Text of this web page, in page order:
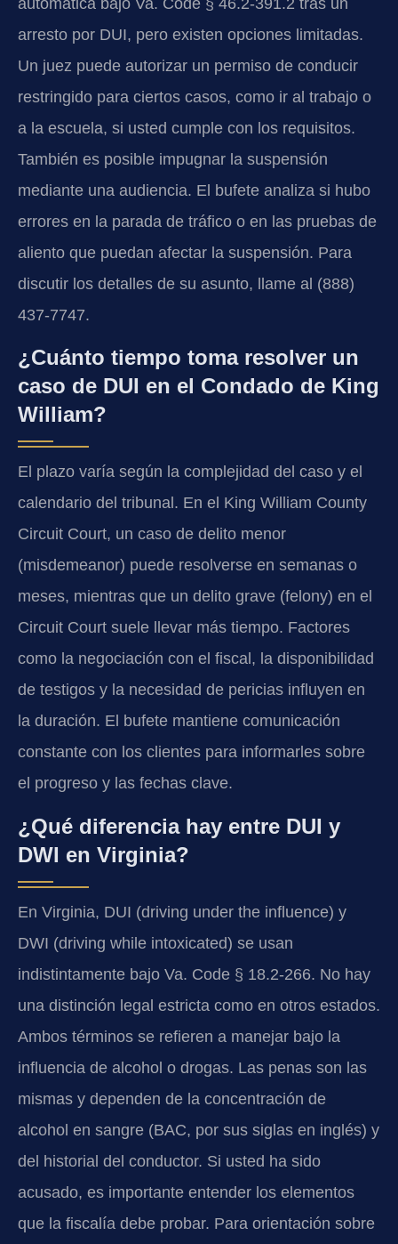
arresto por DUI, pero existen opciones limitadas.
Un juez puede autorizar un permiso de conducir
restringido para ciertos casos, como ir al trabajo o
a la escuela, si usted cumple con los requisitos.
También es posible impugnar la suspensión
mediante una audiencia. El bufete analiza si hubo
errores en la parada de tráfico o en las pruebas de
aliento que puedan afectar la suspensión. Para
discutir los detalles de su asunto, llame al (888)
437-7747.
¿Cuánto tiempo toma resolver un
caso de DUI en el Condado de King
William?
El plazo varía según la complejidad del caso y el
calendario del tribunal. En el King William County
Circuit Court, un caso de delito menor
(misdemeanor) puede resolverse en semanas o
meses, mientras que un delito grave (felony) en el
Circuit Court suele llevar más tiempo. Factores
como la negociación con el fiscal, la disponibilidad
de testigos y la necesidad de pericias influyen en
la duración. El bufete mantiene comunicación
constante con los clientes para informarles sobre
el progreso y las fechas clave.
¿Qué diferencia hay entre DUI y
DWI en Virginia?
En Virginia, DUI (driving under the influence) y
DWI (driving while intoxicated) se usan
indistintamente bajo Va. Code § 18.2-266. No hay
una distinción legal estricta como en otros estados.
Ambos términos se refieren a manejar bajo la
influencia de alcohol o drogas. Las penas son las
mismas y dependen de la concentración de
alcohol en sangre (BAC, por sus siglas en inglés) y
del historial del conductor. Si usted ha sido
acusado, es importante entender los elementos
que la fiscalía debe probar. Para orientación sobre